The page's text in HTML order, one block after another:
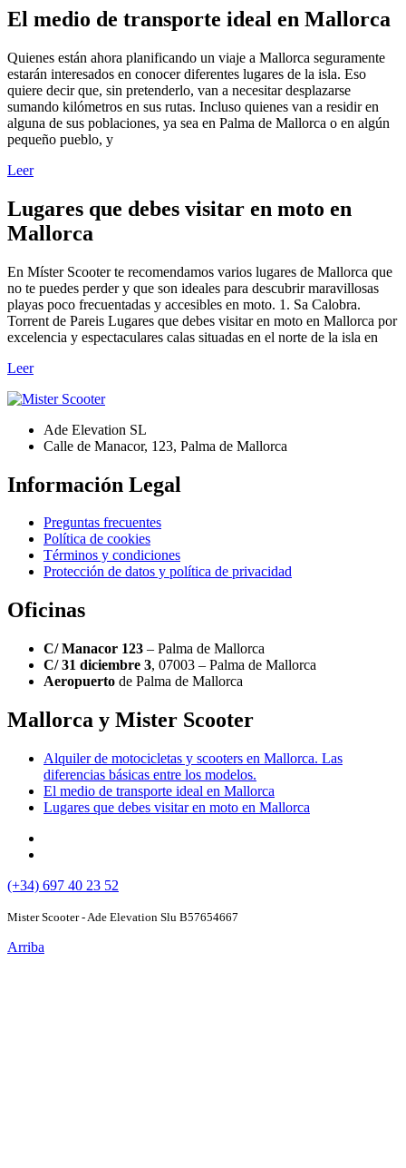
El medio de transporte ideal en Mallorca
Quienes están ahora planificando un viaje a Mallorca seguramente
estarán interesados en conocer diferentes lugares de la isla. Eso
quiere decir que, sin pretenderlo, van a necesitar desplazarse
sumando kilómetros en sus rutas. Incluso quienes van a residir en
alguna de sus poblaciones, ya sea en Palma de Mallorca o en algún
pequeño pueblo, y
Leer
Lugares que debes visitar en moto en
Mallorca
En Míster Scooter te recomendamos varios lugares de Mallorca que
no te puedes perder y que son ideales para descubrir maravillosas
playas poco frecuentadas y accesibles en moto. 1. Sa Calobra.
Torrent de Pareis Lugares que debes visitar en moto en Mallorca por
excelencia y espectaculares calas situadas en el norte de la isla en
Leer
Ade Elevation SL
Calle de Manacor, 123, Palma de Mallorca
Información Legal
Preguntas frecuentes
Política de cookies
Términos y condiciones
Protección de datos y política de privacidad
Oficinas
C/ Manacor 123 – Palma de Mallorca
C/ 31 diciembre 3, 07003 – Palma de Mallorca
Aeropuerto de Palma de Mallorca
Mallorca y Mister Scooter
Alquiler de motocicletas y scooters en Mallorca. Las
diferencias básicas entre los modelos.
El medio de transporte ideal en Mallorca
Lugares que debes visitar en moto en Mallorca
(+34) 697 40 23 52
Mister Scooter - Ade Elevation Slu B57654667
Arriba